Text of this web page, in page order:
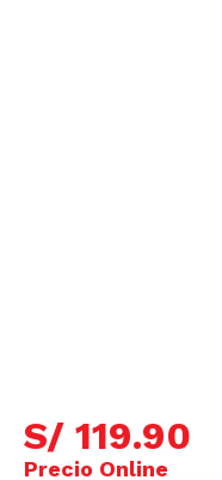
S/ 119.90